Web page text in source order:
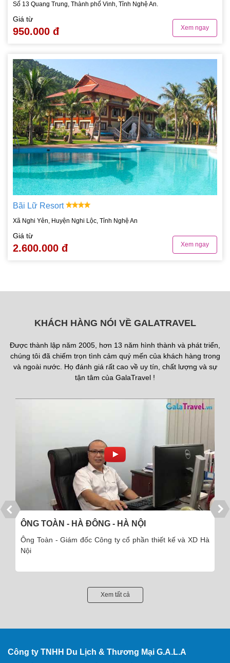
Số 13 Quang Trung, Thành phố Vinh, Tỉnh Nghệ An.
Giá từ
950.000 đ Xem ngay
Bãi Lữ Resort
Xã Nghi Yên, Huyện Nghi Lộc, Tỉnh Nghệ An
Giá từ
2.600.000 đ Xem ngay
KHÁCH HÀNG NÓI VỀ GALATRAVEL
Được thành lập năm 2005, hơn 13 năm hình thành và phát triển,
chúng tôi đã chiếm trọn tình cảm quý mến của khách hàng trong
và ngoài nước. Họ đánh giá rất cao về uy tín, chất lượng và sự
tận tâm của GalaTravel !
ÔNG TOÀN - HÀ ĐÔNG - HÀ NỘI
Ông Toàn - Giám đốc Công ty cổ phần thiết kế và XD Hà
Nội
Xem tất cả
Công ty TNHH Du Lịch & Thương Mại G.A.L.A